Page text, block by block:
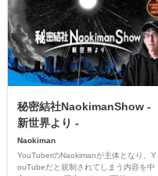
秘密結社NaokimanShow -
新世界より -
Naokiman
YouTuberのNaokimanが主体となり、Y
ouTubeだと規制されてしまう内容を中